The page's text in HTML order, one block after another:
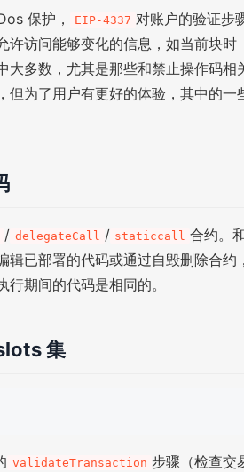
保护， EIP-4337 对账户的验证步
许访问能够变化的信息，如当前块时
大多数，尤其是那些和禁止操作码相
但为了用户有更好的体验，其中的一
/ delegateCall / staticcall 合约。
辑已部署的代码或通过自毁删除合约
期间的代码是相同的。
集
validateTransaction 步骤（检查交